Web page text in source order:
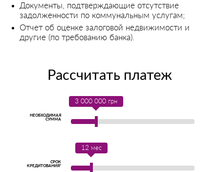
Документы, подтверждающие отсутствие
задолженности по коммунальным услугам;
Отчет об оценке залоговой недвижимости и
другие (по требованию банка).
Рассчитать платеж
НЕОБХОДИМАЯ
СУММА
3 000 000 грн
СРОК
КРЕДИТОВАНИЯ*
12 мес